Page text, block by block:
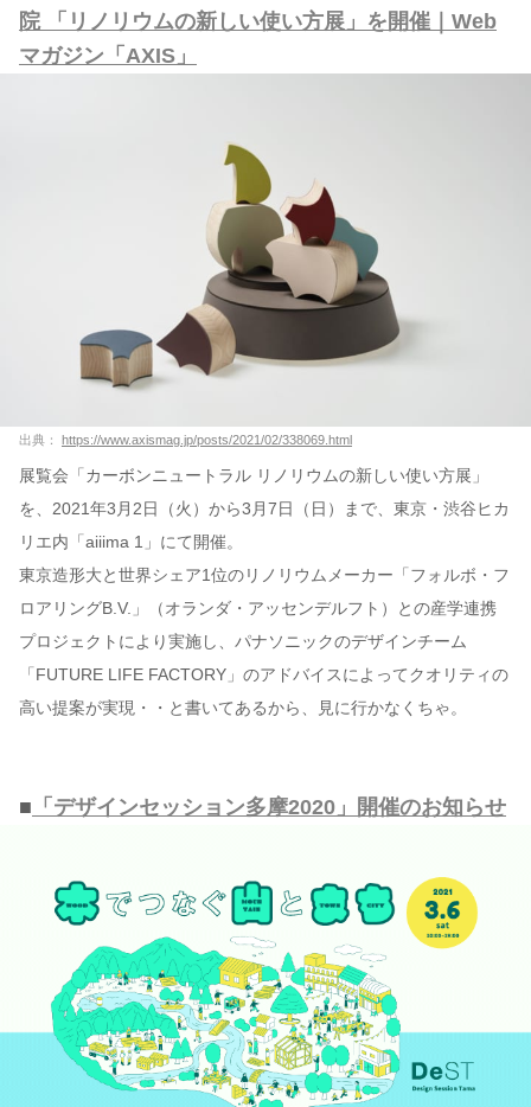
院 「リノリウムの新しい使い方展」を開催｜Web
マガジン「AXIS」
出典： https://www.axismag.jp/posts/2021/02/338069.html
展覧会「カーボンニュートラル リノリウムの新しい使い方展」
を、2021年3月2日（火）から3月7日（日）まで、東京・渋谷ヒカ
リエ内「aiiima 1」にて開催。
東京造形大と世界シェア1位のリノリウムメーカー「フォルボ・フ
ロアリングB.V.」（オランダ・アッセンデルフト）との産学連携
プロジェクトにより実施し、パナソニックのデザインチーム
「FUTURE LIFE FACTORY」のアドバイスによってクオリティの
高い提案が実現・・と書いてあるから、見に行かなくちゃ。
■ 「デザインセッション多摩2020」開催のお知らせ